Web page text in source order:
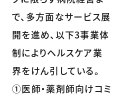
で、多方面なサービス展
開を進め、以下3事業体
制によりヘルスケア業
界をけん引している。
①医師・薬剤師向けコミ